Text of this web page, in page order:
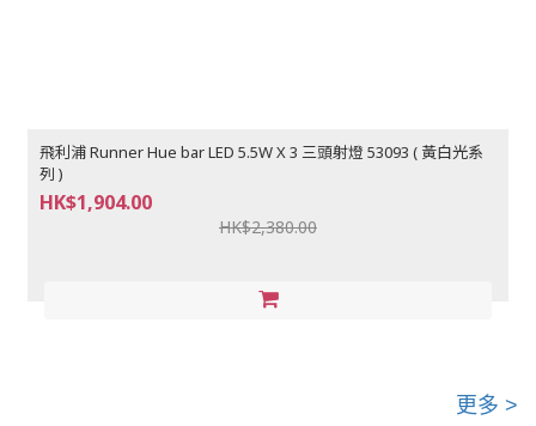
飛利浦 Runner Hue bar LED 5.5W X 3 三頭射燈 53093 ( 黃白光系
列 )
HK$1,904.00
HK$2,380.00
更多 >